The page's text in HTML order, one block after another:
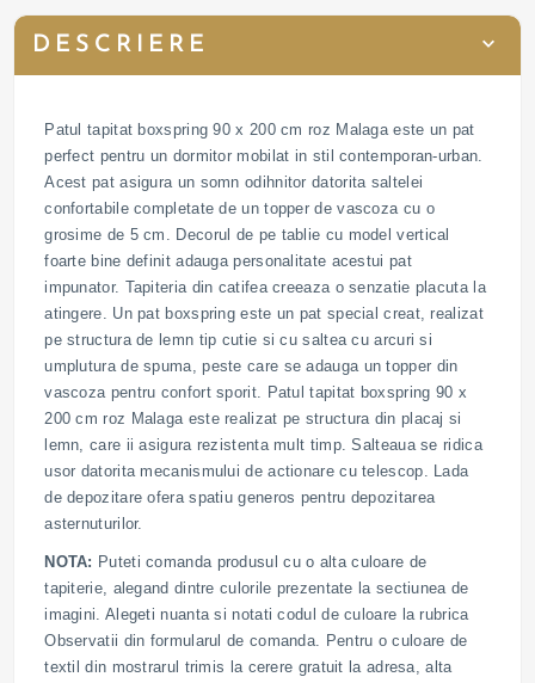
DESCRIERE
Patul tapitat boxspring 90 x 200 cm roz Malaga este un pat
perfect pentru un dormitor mobilat in stil contemporan-urban.
Acest pat asigura un somn odihnitor datorita saltelei
confortabile completate de un topper de vascoza cu o
grosime de 5 cm. Decorul de pe tablie cu model vertical
foarte bine definit adauga personalitate acestui pat
impunator. Tapiteria din catifea creeaza o senzatie placuta la
atingere. Un pat boxspring este un pat special creat, realizat
pe structura de lemn tip cutie si cu saltea cu arcuri si
umplutura de spuma, peste care se adauga un topper din
vascoza pentru confort sporit. Patul tapitat boxspring 90 x
200 cm roz Malaga este realizat pe structura din placaj si
lemn, care ii asigura rezistenta mult timp. Salteaua se ridica
usor datorita mecanismului de actionare cu telescop. Lada
de depozitare ofera spatiu generos pentru depozitarea
asternuturilor.
NOTA: Puteti comanda produsul cu o alta culoare de
tapiterie, alegand dintre culorile prezentate la sectiunea de
imagini. Alegeti nuanta si notati codul de culoare la rubrica
Observatii din formularul de comanda. Pentru o culoare de
textil din mostrarul trimis la cerere gratuit la adresa, alta